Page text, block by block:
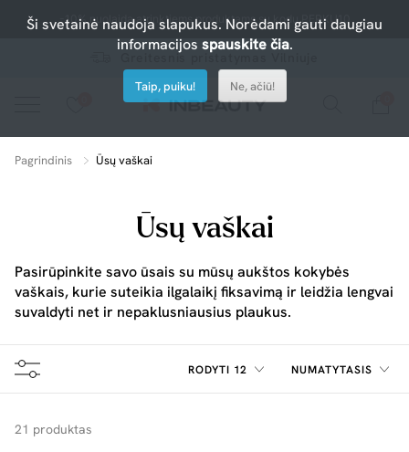
-10% nuolaida atrinktiems produktams su kodu PERKU10
Greitesnis pristatymas Vilniuje
Pagrindinis Ūsų vaškai
Ūsų vaškai
Pasirūpinkite savo ūsais su mūsų aukštos kokybės
vaškais, kurie suteikia ilgalaikį fiksavimą ir leidžia lengvai
suvaldyti net ir nepaklusniausius plaukus.
RODYTI 12 NUMATYTASIS
21 produktas
Ši svetainė naudoja slapukus. Norėdami gauti daugiau
informacijos spauskite čia.
Taip, puiku! Ne, ačiū!